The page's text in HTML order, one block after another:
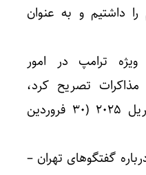
داشتیم و به عنوان
ویژه ترامپ در امور
تصریح کرد،
مذاکرات با ایران در ۱۹ آوریل ۲۰۲۵ (۳۰ فروردین
گفتگوهای تهران –